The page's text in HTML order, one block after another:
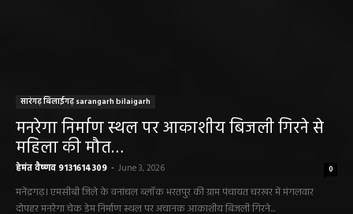
सारंगढ़ बिलाईगढ़ sarangarh bilaigarh
मनरेगा निर्माण स्थल पर आकाशीय बिजली गिरने से
महिला की मौत…
हेमंत वैष्णव 9131614309 - June 3, 2026 0
मनेंद्रगढ़। एमसीबी जिले के वनांचल ब्लॉक भरतपुर की ग्राम पंचायत चरखर में मंगलवार
दोपहर मनरेगा चेक डेम निर्माण स्थल पर अचानक आकाशीय बिजली गिरने...